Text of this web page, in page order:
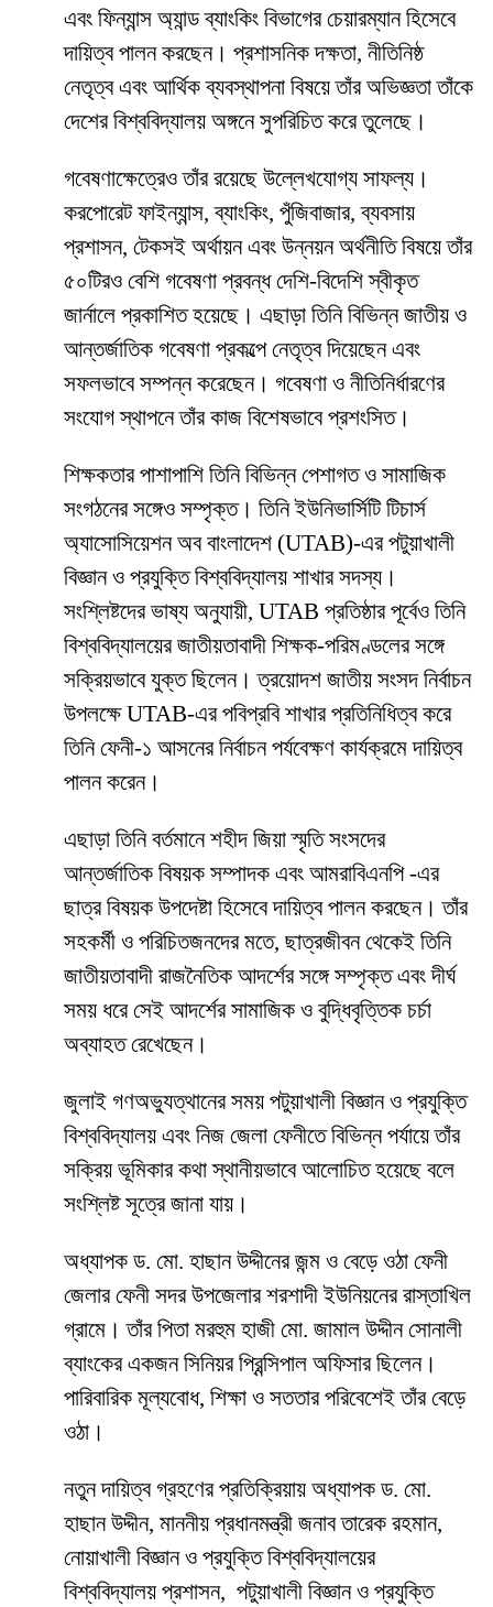
এবং ফিন্যান্স অ্যান্ড ব্যাংকিং বিভাগের চেয়ারম্যান হিসেবে
দায়িত্ব পালন করছেন। প্রশাসনিক দক্ষতা, নীতিনিষ্ঠ
নেতৃত্ব এবং আর্থিক ব্যবস্থাপনা বিষয়ে তাঁর অভিজ্ঞতা তাঁকে
দেশের বিশ্ববিদ্যালয় অঙ্গনে সুপরিচিত করে তুলেছে।
গবেষণাক্ষেত্রেও তাঁর রয়েছে উল্লেখযোগ্য সাফল্য।
করপোরেট ফাইন্যান্স, ব্যাংকিং, পুঁজিবাজার, ব্যবসায়
প্রশাসন, টেকসই অর্থায়ন এবং উন্নয়ন অর্থনীতি বিষয়ে তাঁর
৫০টিরও বেশি গবেষণা প্রবন্ধ দেশি-বিদেশি স্বীকৃত
জার্নালে প্রকাশিত হয়েছে। এছাড়া তিনি বিভিন্ন জাতীয় ও
আন্তর্জাতিক গবেষণা প্রকল্পে নেতৃত্ব দিয়েছেন এবং
সফলভাবে সম্পন্ন করেছেন। গবেষণা ও নীতিনির্ধারণের
সংযোগ স্থাপনে তাঁর কাজ বিশেষভাবে প্রশংসিত।
শিক্ষকতার পাশাপাশি তিনি বিভিন্ন পেশাগত ও সামাজিক
সংগঠনের সঙ্গেও সম্পৃক্ত। তিনি ইউনিভার্সিটি টিচার্স
অ্যাসোসিয়েশন অব বাংলাদেশ (UTAB)-এর পটুয়াখালী
বিজ্ঞান ও প্রযুক্তি বিশ্ববিদ্যালয় শাখার সদস্য।
সংশ্লিষ্টদের ভাষ্য অনুযায়ী, UTAB প্রতিষ্ঠার পূর্বেও তিনি
বিশ্ববিদ্যালয়ের জাতীয়তাবাদী শিক্ষক-পরিমণ্ডলের সঙ্গে
সক্রিয়ভাবে যুক্ত ছিলেন। ত্রয়োদশ জাতীয় সংসদ নির্বাচন
উপলক্ষে UTAB-এর পবিপ্রবি শাখার প্রতিনিধিত্ব করে
তিনি ফেনী-১ আসনের নির্বাচন পর্যবেক্ষণ কার্যক্রমে দায়িত্ব
পালন করেন।
এছাড়া তিনি বর্তমানে শহীদ জিয়া স্মৃতি সংসদের
আন্তর্জাতিক বিষয়ক সম্পাদক এবং আমরাবিএনপি -এর
ছাত্র বিষয়ক উপদেষ্টা হিসেবে দায়িত্ব পালন করছেন। তাঁর
সহকর্মী ও পরিচিতজনদের মতে, ছাত্রজীবন থেকেই তিনি
জাতীয়তাবাদী রাজনৈতিক আদর্শের সঙ্গে সম্পৃক্ত এবং দীর্ঘ
সময় ধরে সেই আদর্শের সামাজিক ও বুদ্ধিবৃত্তিক চর্চা
অব্যাহত রেখেছেন।
জুলাই গণঅভ্যুত্থানের সময় পটুয়াখালী বিজ্ঞান ও প্রযুক্তি
বিশ্ববিদ্যালয় এবং নিজ জেলা ফেনীতে বিভিন্ন পর্যায়ে তাঁর
সক্রিয় ভূমিকার কথা স্থানীয়ভাবে আলোচিত হয়েছে বলে
সংশ্লিষ্ট সূত্রে জানা যায়।
অধ্যাপক ড. মো. হাছান উদ্দীনের জন্ম ও বেড়ে ওঠা ফেনী
জেলার ফেনী সদর উপজেলার শরশাদী ইউনিয়নের রাস্তাখিল
গ্রামে। তাঁর পিতা মরহুম হাজী মো. জামাল উদ্দীন সোনালী
ব্যাংকের একজন সিনিয়র প্রিন্সিপাল অফিসার ছিলেন।
পারিবারিক মূল্যবোধ, শিক্ষা ও সততার পরিবেশেই তাঁর বেড়ে
ওঠা।
নতুন দায়িত্ব গ্রহণের প্রতিক্রিয়ায় অধ্যাপক ড. মো.
হাছান উদ্দীন, মাননীয় প্রধানমন্ত্রী জনাব তারেক রহমান,
নোয়াখালী বিজ্ঞান ও প্রযুক্তি বিশ্ববিদ্যালয়ের
বিশ্ববিদ্যালয় প্রশাসন, পটুয়াখালী বিজ্ঞান ও প্রযুক্তি